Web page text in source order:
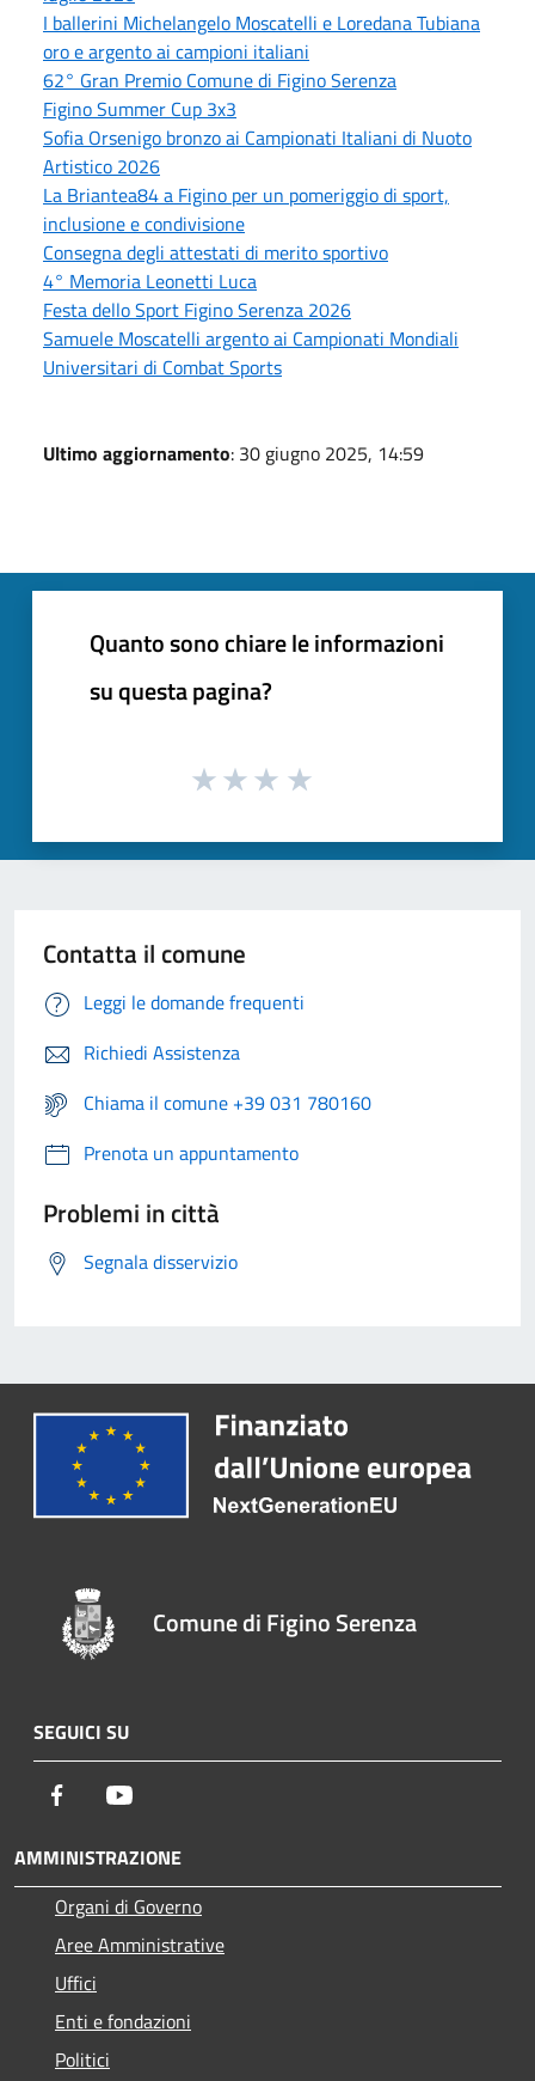
I ballerini Michelangelo Moscatelli e Loredana Tubiana
oro e argento ai campioni italiani
62° Gran Premio Comune di Figino Serenza
Figino Summer Cup 3x3
Sofia Orsenigo bronzo ai Campionati Italiani di Nuoto
Artistico 2026
La Briantea84 a Figino per un pomeriggio di sport,
inclusione e condivisione
Consegna degli attestati di merito sportivo
4° Memoria Leonetti Luca
Festa dello Sport Figino Serenza 2026
Samuele Moscatelli argento ai Campionati Mondiali
Universitari di Combat Sports
Ultimo aggiornamento: 30 giugno 2025, 14:59
Quanto sono chiare le informazioni
su questa pagina?
Contatta il comune
Leggi le domande frequenti
Richiedi Assistenza
Chiama il comune +39 031 780160
Prenota un appuntamento
Problemi in città
Segnala disservizio
Comune di Figino Serenza
SEGUICI SU
Facebook
AMMINISTRAZIONE
Organi di Governo
Aree Amministrative
Uffici
Enti e fondazioni
Politici